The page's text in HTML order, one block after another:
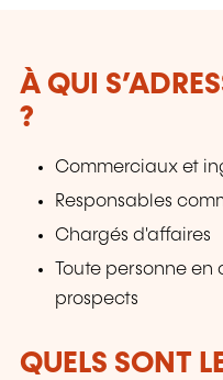
À QUI
?
Commerciaux et
Responsables
Chargés d'affaires
Toute personne
prospects
QUELS SONT